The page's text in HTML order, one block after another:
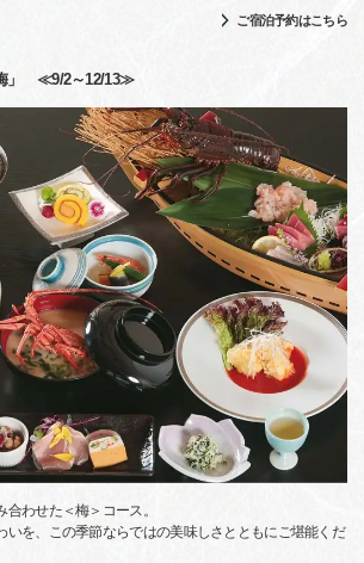
ご宿泊予約はこちら
」 ≪9/2～12/13≫
わせた＜梅＞コース。
いを、この季節ならではの美味しさとともにご堪能くだ